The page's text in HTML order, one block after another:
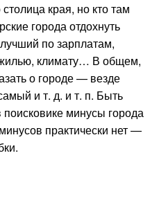
края, но кто там
города отдохнуть
по зарплатам,
жилью, климату… В общем,
о городе — везде
и т. д. и т. п. Быть
минусы города
практически нет —